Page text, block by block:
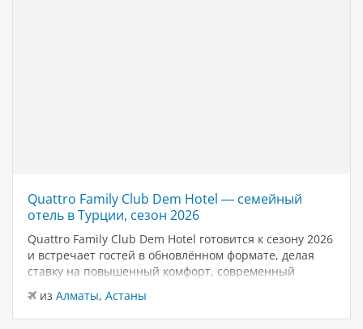
Quattro Family Club Dem Hotel — семейный
отель в Турции, сезон 2026
Quattro Family Club Dem Hotel готовится к сезону 2026
и встречает гостей в обновлённом формате, делая
ставку на повышенный комфорт, современный
дизайн и атмосферу спокойного семейного отдыха у
моря. Отель остаётся популярным выбором для тех,
кто ищет семейный отель в…
из Алматы, Астаны